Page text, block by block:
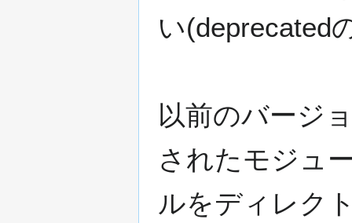
い(deprecated
以前のバージ
されたモジュ
ルをディレク